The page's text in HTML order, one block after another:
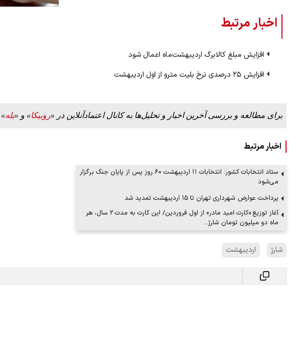
اخبار مرتبط
افزایش مبلغ کالابرگ اردیبهشت‌ماه اعمال شود
افزایش ۲۵ درصدی نرخ بلیت مترو از اول اردیبهشت
برای مطالعه و بررسی آخرین اخبار و تحلیل‌ها به کانال اعتمادآنلاین در «روبیکا» و «بله
اخبار مرتبط
ستاد انتخابات کشور: انتخابات ۱۱ اردیبهشت ۶۰ روز پس از پایان جنگ برگزار
می‌شود
پرداخت عوارض شهرداری تهران تا ۱۵ اردیبهشت تمدید شد
آغاز توزیع «کارت امید مادر» از اول فروردین/ این کارت به مدت ۲ سال، هر
ماه دو میلیون تومان شارژ…
شارژ اردیبهشت